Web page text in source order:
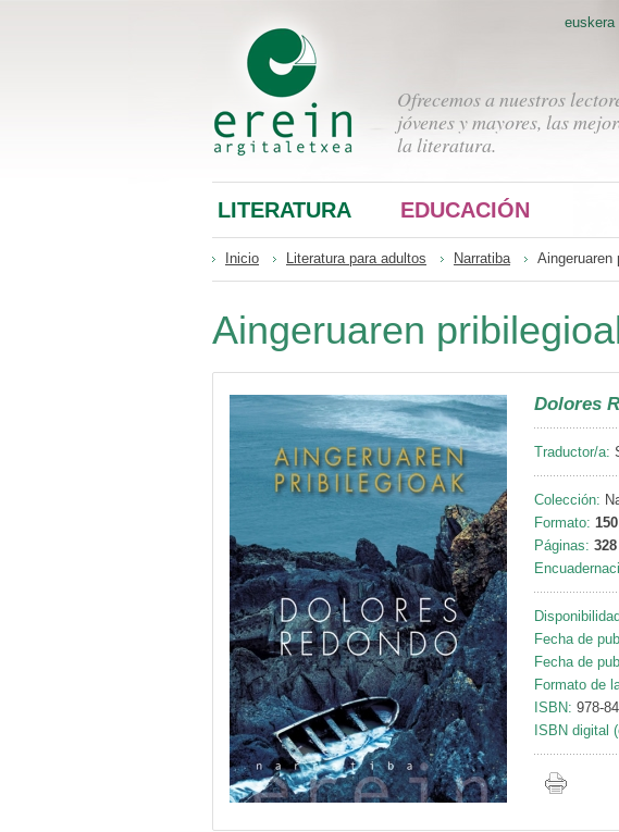
Ofrecemos a nuestros
jóvenes y mayores, las
la literatura.
euskera
LITERATURA EDUCACIÓN
Inicio Literatura para adultos Narratiba Aingeruaren
Aingeruaren
Dolores
Traductor/a:
Colección:
Formato:
Páginas: 328
Fecha de
Fecha de
Formato de
ISBN: 978-
ISBN digital